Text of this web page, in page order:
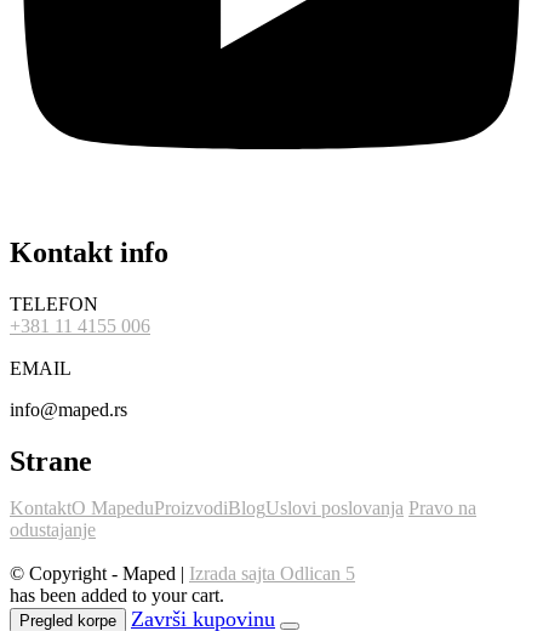
Kontakt info
TELEFON
+381 11 4155 006
EMAIL
info@maped.rs
Strane
KontaktO MapeduProizvodiBlogUslovi poslovanja Pravo na
odustajanje
© Copyright - Maped | Izrada sajta Odlican 5
has been added to your cart.
Pregled korpe